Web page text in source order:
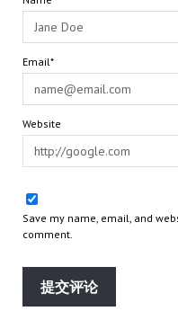
Email*
Website
Save my name, email, and
comment.